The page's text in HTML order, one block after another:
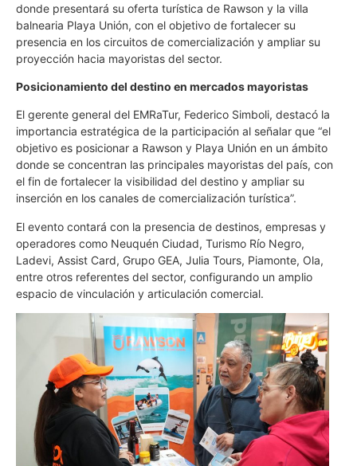
donde presentará su oferta turística de Rawson y la villa
balnearia Playa Unión, con el objetivo de fortalecer su
presencia en los circuitos de comercialización y ampliar su
proyección hacia mayoristas del sector.
Posicionamiento del destino en mercados mayoristas
El gerente general del EMRaTur, Federico Simboli, destacó la
importancia estratégica de la participación al señalar que “el
objetivo es posicionar a Rawson y Playa Unión en un ámbito
donde se concentran las principales mayoristas del país, con
el fin de fortalecer la visibilidad del destino y ampliar su
inserción en los canales de comercialización turística”.
El evento contará con la presencia de destinos, empresas y
operadores como Neuquén Ciudad, Turismo Río Negro,
Ladevi, Assist Card, Grupo GEA, Julia Tours, Piamonte, Ola,
entre otros referentes del sector, configurando un amplio
espacio de vinculación y articulación comercial.